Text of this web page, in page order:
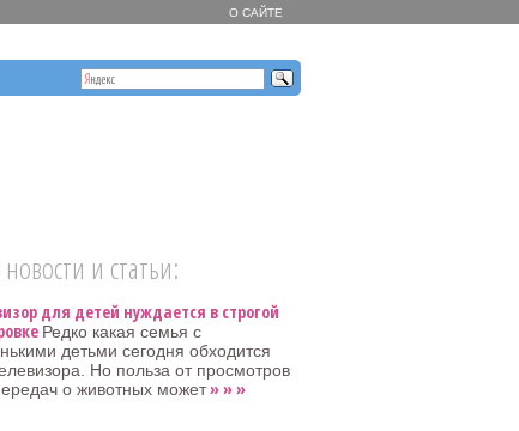
О САЙТЕ
и статьи:
для детей нуждается в строгой
Редко какая семья с
детьми сегодня обходится
Но польза от просмотров
о животных может» » »